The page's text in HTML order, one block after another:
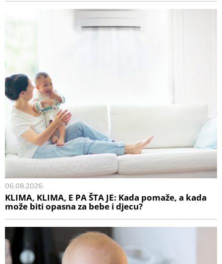
06.08.2026.
KLIMA, KLIMA, E PA ŠTA JE: Kada pomaže, a kada
može biti opasna za bebe i djecu?